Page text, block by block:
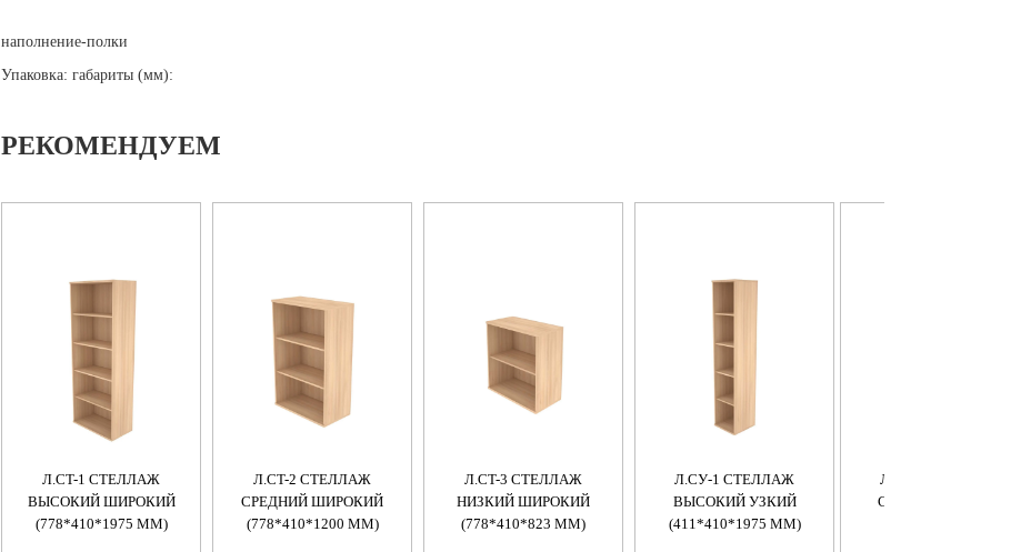
наполнение-полки
Упаковка: габариты (мм):
РЕКОМЕНДУЕМ
Л.СT-1 СТЕЛЛАЖ
ВЫСОКИЙ ШИРОКИЙ
(778*410*1975 ММ)
Л.СT-2 СТЕЛЛАЖ
СРЕДНИЙ ШИРОКИЙ
(778*410*1200 ММ)
Л.СT-3 СТЕЛЛАЖ
НИЗКИЙ ШИРОКИЙ
(778*410*823 ММ)
Л.СУ-1 СТЕЛЛАЖ
ВЫСОКИЙ УЗКИЙ
(411*410*1975 ММ)
Л.СУ-2 СТЕЛЛАЖ
СРЕДНИЙ УЗКИЙ (